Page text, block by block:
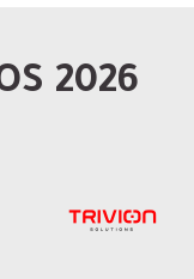
2026